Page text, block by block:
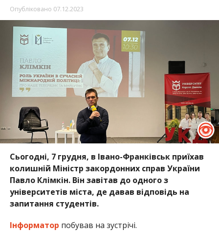
Опубліковано 07.12.2023
Сьогодні, 7 грудня, в Івано-Франківськ приїхав
колишній Міністр закордонних справ України
Павло Клімкін. Він завітав до одного з
університетів міста, де давав відповідь на
запитання студентів.
Інформатор побував на зустрічі.